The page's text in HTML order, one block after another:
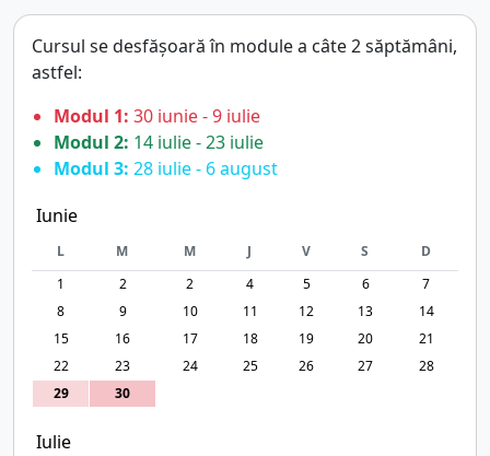
Cursul se desfășoară în module a câte 2 săptămâni,
astfel:
Modul 1: 30 iunie - 9 iulie
Modul 2: 14 iulie - 23 iulie
Modul 3: 28 iulie - 6 august
Iunie
L M M J V S
D
1
2 2 4 5 6
7
8
9 10 11 12 13
14
15
16 17 18 19 20
21
22
23 24 25 26 27
28
29
30
Iulie